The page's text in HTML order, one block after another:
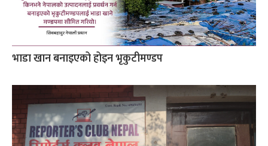
भाडा खान बनाइएको होइन भृकुटीमण्डप